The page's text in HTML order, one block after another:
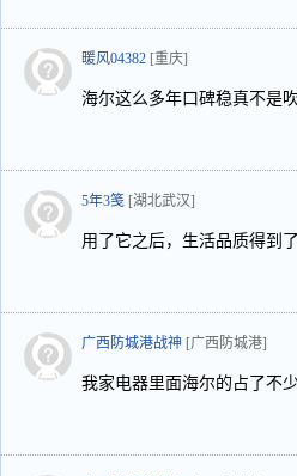
暖风04382 [重庆]
海尔这么多年口碑稳真不是
5年3笺 [湖北武汉]
用了它之后，生活品质得到
广西防城港战神 [广西防城港]
我家电器里面海尔的占了不